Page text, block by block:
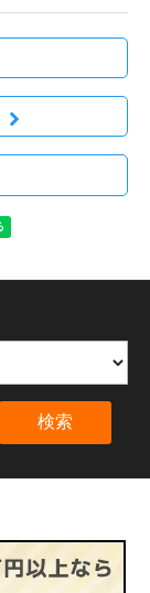
検索